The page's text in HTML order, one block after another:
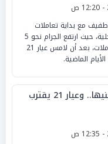
مع بداية تعاملات
اليوم الجمعة بالأسواق المحلية، حيث ارتفع الجرام نحو 5
جنيهات مقارنة بافتتاح التعاملات، بعد أن لامس عيار 21
جرام الذهب يقفز 80 جنيها.. وعيار 21 يقترب